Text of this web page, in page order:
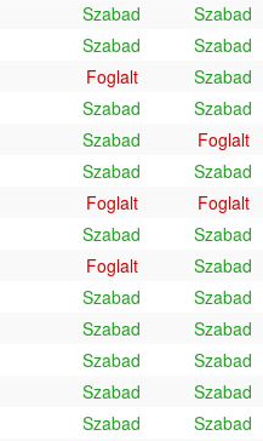
Szabad Szabad
Szabad Szabad
Foglalt Szabad
Szabad Szabad
Szabad Foglalt
Szabad Szabad
Foglalt Foglalt
Szabad Szabad
Foglalt Szabad
Szabad Szabad
Szabad Szabad
Szabad Szabad
Szabad Szabad
Szabad Szabad